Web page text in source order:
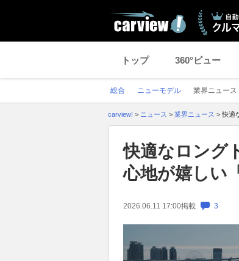
トップ 360°ビュー
総合 ニューモデル 業界ニュース
carview! > ニュース > 業界ニュース >快適
快適なロング
心地が嬉しい
2026.06.11 17:00掲載 3